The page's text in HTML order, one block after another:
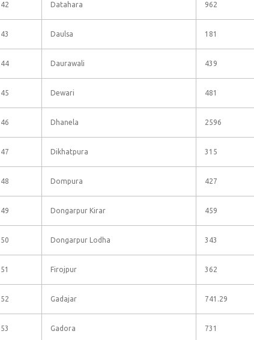
42 Datahara 962
43 Daulsa 181
44 Daurawali 439
45 Dewari 481
46 Dhanela 2596
47 Dikhatpura 315
48 Dompura 427
49 Dongarpur Kirar 459
50 Dongarpur Lodha 343
51 Firojpur 362
52 Gadajar 741.29
53 Gadora 731